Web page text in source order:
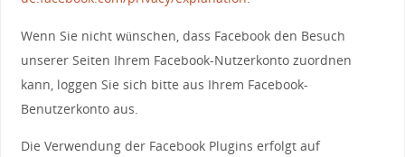
Wenn Sie nicht wünschen, dass Facebook den Besuch
unserer Seiten Ihrem Facebook-Nutzerkonto zuordnen
kann, loggen Sie sich bitte aus Ihrem Facebook-
Benutzerkonto aus.
Die Verwendung der Facebook Plugins erfolgt auf